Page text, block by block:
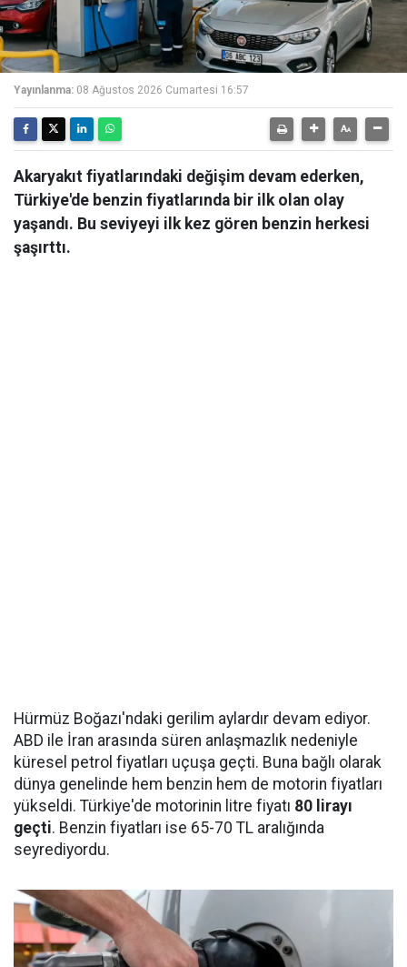
Yayınlanma: 08 Ağustos 2026 Cumartesi 16:57
Akaryakıt fiyatlarındaki değişim devam ederken,
Türkiye'de benzin fiyatlarında bir ilk olan olay
yaşandı. Bu seviyeyi ilk kez gören benzin herkesi
şaşırttı.
Hürmüz Boğazı'ndaki gerilim aylardır devam ediyor.
ABD ile İran arasında süren anlaşmazlık nedeniyle
küresel petrol fiyatları uçuşa geçti. Buna bağlı olarak
dünya genelinde hem benzin hem de motorin fiyatları
yükseldi. Türkiye'de motorinin litre fiyatı 80 lirayı
geçti. Benzin fiyatları ise 65-70 TL aralığında
seyrediyordu.